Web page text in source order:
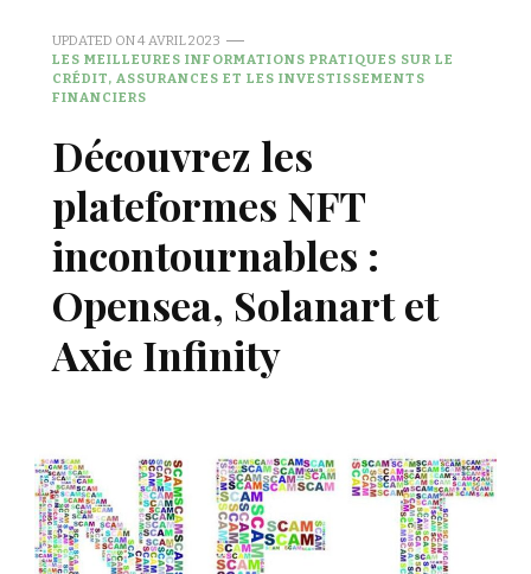
UPDATED ON4 AVRIL 2023
LES MEILLEURES INFORMATIONS PRATIQUES SUR LE
CRÉDIT, ASSURANCES ET LES INVESTISSEMENTS
FINANCIERS
Découvrez les
plateformes NFT
incontournables :
Opensea, Solanart et
Axie Infinity